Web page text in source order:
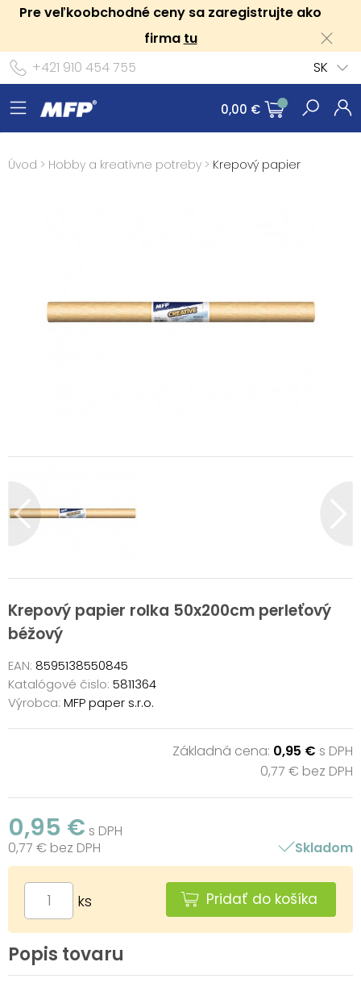
Pre veľkoobchodné ceny sa zaregistrujte ako
firma tu
+421 910 454 755
SK
0,00 €
Úvod > Hobby a kreatívne potreby > Krepový papier
Krepový papier rolka 50x200cm perleťový
béžový
EAN: 8595138550845
Katalógové čislo: 5811364
Výrobca: MFP paper s.r.o.
Základná cena: 0,95 € s DPH
0,77 € bez DPH
0,95 € s DPH
0,77 € bez DPH
Skladom
ks Pridať do košíka
Popis tovaru